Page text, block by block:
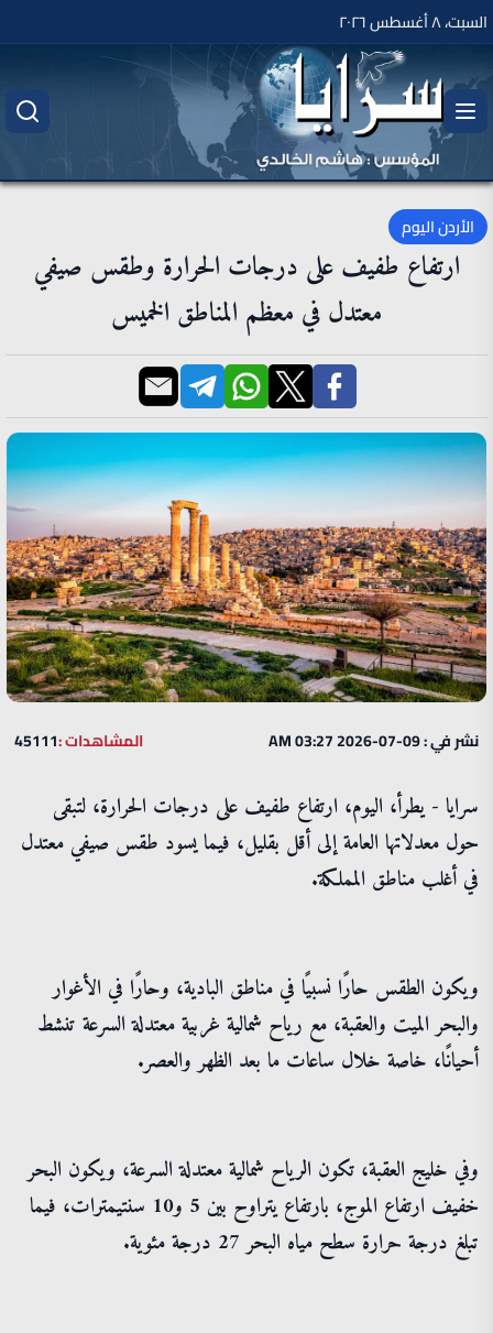
السبت، ٨ أغسطس ٢٠٢٦
الأردن اليوم
ارتفاع طفيف على درجات الحرارة وطقس صيفي
معتدل في معظم المناطق الخميس
نشر في : 09-07-2026 03:27 AM المشاهدات :45111
سرايا - يطرأ، اليوم، ارتفاع طفيف على درجات الحرارة، لتبقى
حول معدلاتها العامة إلى أقل بقليل، فيما يسود طقس صيفي معتدل
في أغلب مناطق المملكة.
ويكون الطقس حارًا نسبيًا في مناطق البادية، وحارًا في الأغوار
والبحر الميت والعقبة، مع رياح شمالية غربية معتدلة السرعة تنشط
أحيانًا، خاصة خلال ساعات ما بعد الظهر والعصر.
وفي خليج العقبة، تكون الرياح شمالية معتدلة السرعة، ويكون البحر
خفيف ارتفاع الموج، بارتفاع يتراوح بين 5 و10 سنتيمترات، فيما
تبلغ درجة حرارة سطح مياه البحر 27 درجة مئوية.